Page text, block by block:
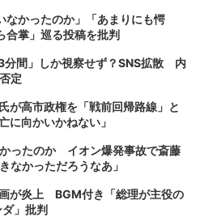
なかったのか」「あまりにも愕
掌」巡る投稿を批判
分間」しか視察せず？SNS拡散 内
定
が高市政権を「戦前回帰路線」と
向かいかねない」
ったのか イオン爆発事故で斎藤
なかっただろうなあ」
が炎上 BGM付き「総理が主役の
」批判